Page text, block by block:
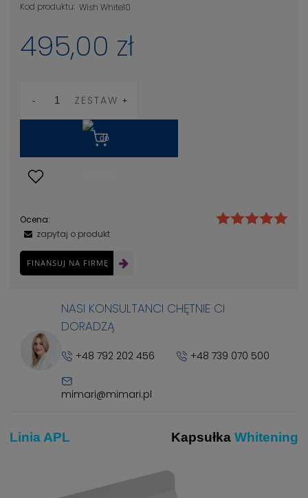
Kod produktu: Wish White10
495,00 zł
ZESTAW
Ocena:
zapytaj o produkt
FINANSUJ NA FIRMĘ
NASI KONSULTANCI CHĘTNIE CI
DORADZĄ
+48 792 202 456 +48 739 070 500
mimari@mimari.pl
Linia APL Kapsułka Whitening